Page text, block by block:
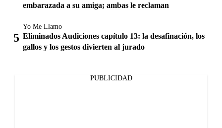
embarazada a su amiga; ambas le reclaman
Yo Me Llamo
Eliminados Audiciones capítulo 13: la desafinación, los
gallos y los gestos divierten al jurado
PUBLICIDAD